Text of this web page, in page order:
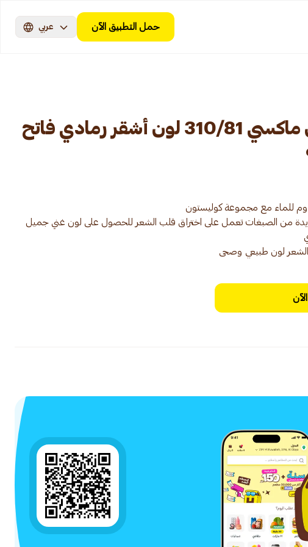
حمل التطبيق الآن عربي
ويلا كوليستون ماكسي 310/81 لون أشقر رمادي فاتح
فريدة من الصبغات تعمل على اختراق قلب الشعر للحصول على لون غني جميل
لون طبيعي وصحى